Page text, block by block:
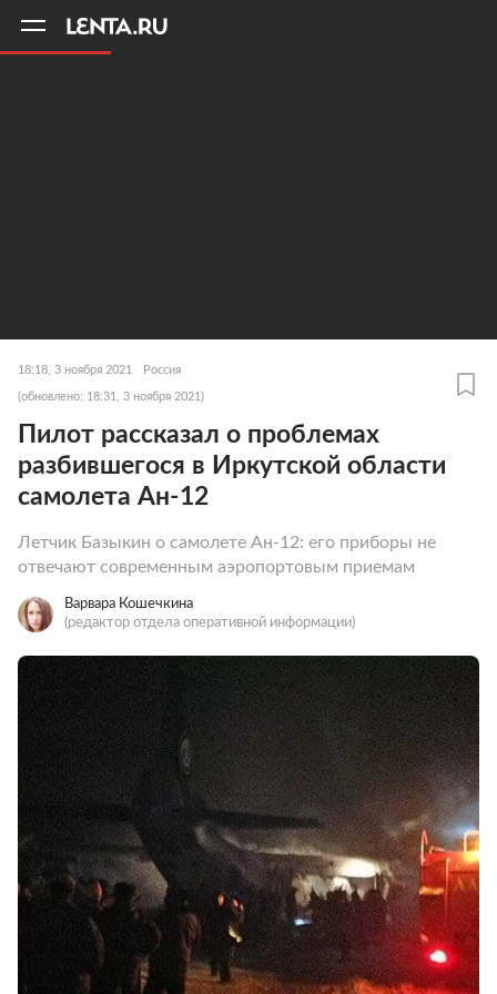
18:18, 3 ноября 2021 Россия
(обновлено: 18:31, 3 ноября 2021)
Пилот рассказал о проблемах
разбившегося в Иркутской области
самолета Ан-12
Летчик Базыкин о самолете Ан-12: его приборы не
отвечают современным аэропортовым приемам
Варвара Кошечкина
(редактор отдела оперативной информации)